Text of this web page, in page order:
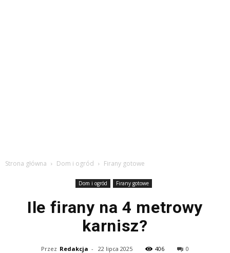
Strona główna Dom i ogród Firany gotowe
Dom i ogród Firany gotowe
Ile firany na 4 metrowy
karnisz?
Przez Redakcja - 22 lipca 2025 406 0